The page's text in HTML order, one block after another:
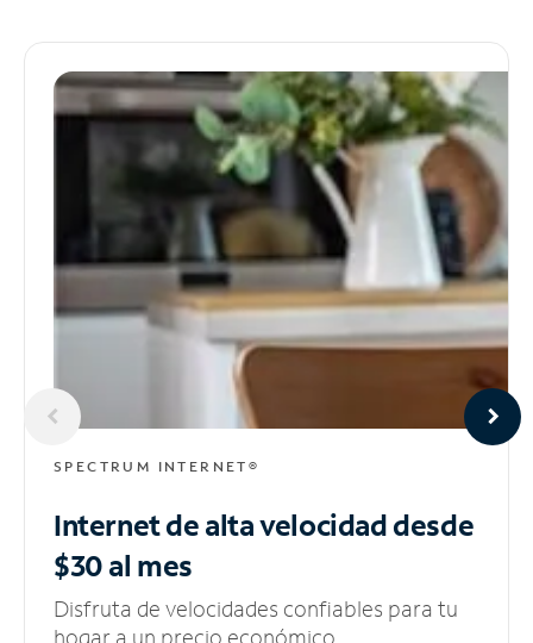
SPECTRUM INTERNET®
Internet de alta velocidaddesde
$30 al mes
Disfruta de velocidades confiables para tu
hogar a un precio económico.